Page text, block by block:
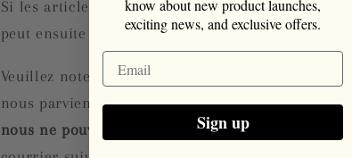
Si les articles sont retournés/échangés parce
peut ensuite demander un remboursement des
Veuillez noter que toutes les marchandises
nous parviennent, veuillez donc conserver une
nous ne pouvons pas procéder à un
know about new product launches,
exciting news, and exclusive offers.
Sign up